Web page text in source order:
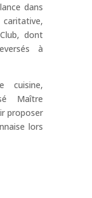
dans
dont
à
cuisine,
Maître
proposer
lors